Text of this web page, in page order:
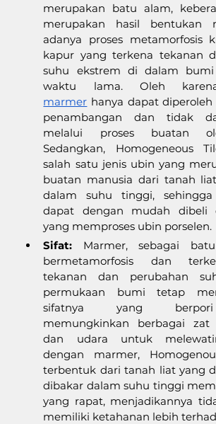
merupakan batu alam,
merupakan hasil bentukan
adanya proses metamorfosis
kapur yang terkena tekanan
suhu ekstrem di dalam
waktu lama. Oleh
marmer hanya dapat
penambangan dan tidak
melalui proses buatan
Sedangkan, Homogeneous
salah satu jenis ubin yang
buatan manusia dari tanah
dalam suhu tinggi, sehingga
dapat dengan mudah dibeli
yang memproses ubin porselen.
Sifat: Marmer, sebagai
bermetamorfosis dan
tekanan dan perubahan
permukaan bumi tetap
sifatnya yang
memungkinkan berbagai zat
dan udara untuk
dengan marmer,
terbentuk dari tanah liat yang
dibakar dalam suhu tinggi
yang rapat, menjadikannya
memiliki ketahanan lebih